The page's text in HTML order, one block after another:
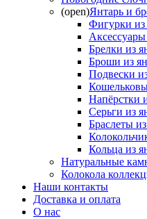
(open)Янтарь и
Фигурки из
Брелки из
Броши из
Подвески
Напёрстки
Серьги из
Браслеты
Кольца из
Натуральные
Колокола
Наши контакты
Доставка и оплата
О нас